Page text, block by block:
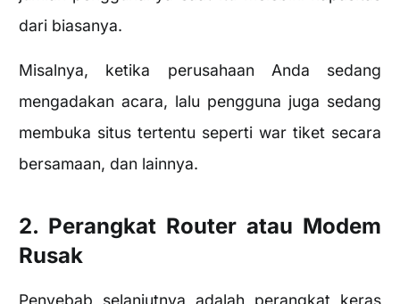
dari biasanya.
Misalnya, ketika perusahaan Anda sedang
mengadakan acara, lalu pengguna juga sedang
membuka situs tertentu seperti war tiket secara
bersamaan, dan lainnya.
2. Perangkat Router atau Modem
Rusak
Penyebab selanjutnya adalah perangkat keras